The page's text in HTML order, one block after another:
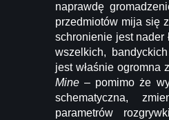
naprawdę
przedmiotów mija się
schronienie jest nader
wszelkich,
jest właśnie ogromna
Mine– pomimo że
schematyczna,
parametrów